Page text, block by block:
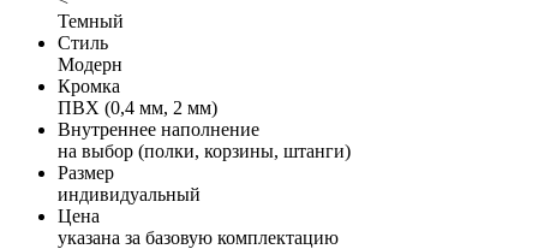
Темный
Стиль
Модерн
Кромка
ПВХ (0,4 мм, 2 мм)
Внутреннее наполнение
на выбор (полки, корзины, штанги)
Размер
индивидуальный
Цена
указана за базовую комплектацию